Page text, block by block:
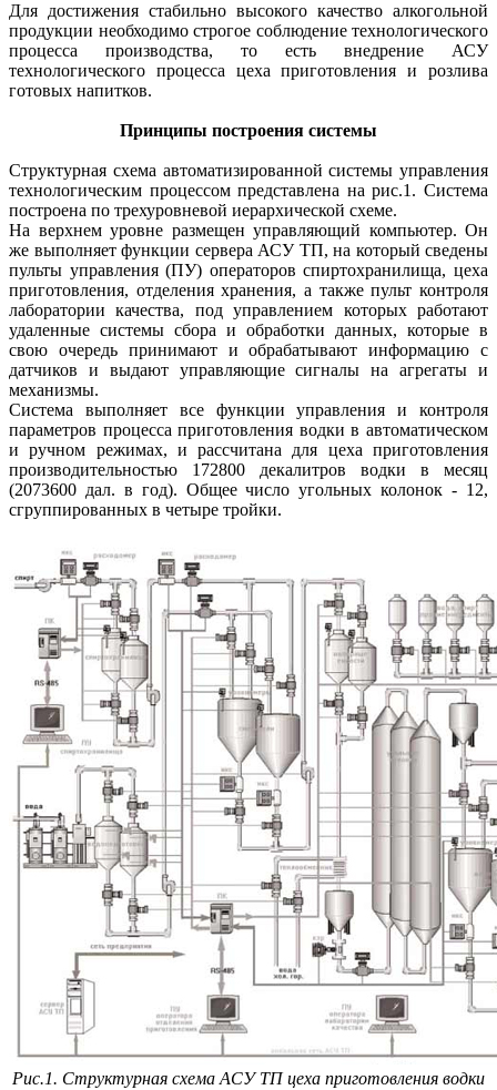
Для достижения стабильно высокого качество алкогольной
продукции необходимо строгое соблюдение технологического
процесса производства, то есть внедрение АСУ
технологического процесса цеха приготовления и розлива
готовых напитков.
Принципы построения системы
Структурная схема автоматизированной системы управления
технологическим процессом представлена на рис.1. Система
построена по трехуровневой иерархической схеме.
На верхнем уровне размещен управляющий компьютер. Он
же выполняет функции сервера АСУ ТП, на который сведены
пульты управления (ПУ) операторов спиртохранилища, цеха
приготовления, отделения хранения, а также пульт контроля
лаборатории качества, под управлением которых работают
удаленные системы сбора и обработки данных, которые в
свою очередь принимают и обрабатывают информацию с
датчиков и выдают управляющие сигналы на агрегаты и
механизмы.
Система выполняет все функции управления и контроля
параметров процесса приготовления водки в автоматическом
и ручном режимах, и рассчитана для цеха приготовления
производительностью 172800 декалитров водки в месяц
(2073600 дал. в год). Общее число угольных колонок - 12,
сгруппированных в четыре тройки.
Рис.1. Структурная схема АСУ ТП цеха приготовления водки